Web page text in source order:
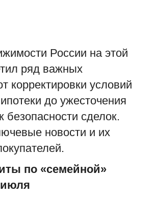
России на этой
ряд важных
корректировки условий
до ужесточения
безопасности сделок.
новости и их
по «семейной»
июля